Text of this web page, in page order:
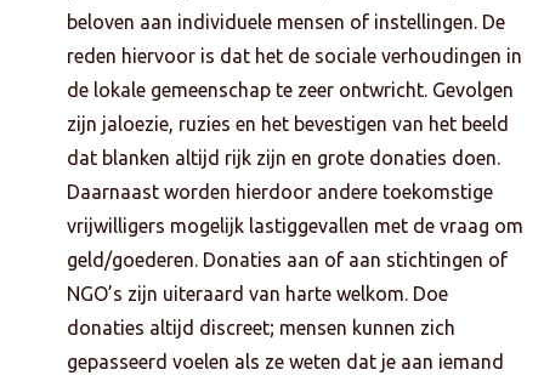
beloven aan individuele mensen of instellingen. De
reden hiervoor is dat het de sociale verhoudingen in
de lokale gemeenschap te zeer ontwricht. Gevolgen
zijn jaloezie, ruzies en het bevestigen van het beeld
dat blanken altijd rijk zijn en grote donaties doen.
Daarnaast worden hierdoor andere toekomstige
vrijwilligers mogelijk lastiggevallen met de vraag om
geld/goederen. Donaties aan of aan stichtingen of
NGO’s zijn uiteraard van harte welkom. Doe
donaties altijd discreet; mensen kunnen zich
gepasseerd voelen als ze weten dat je aan iemand